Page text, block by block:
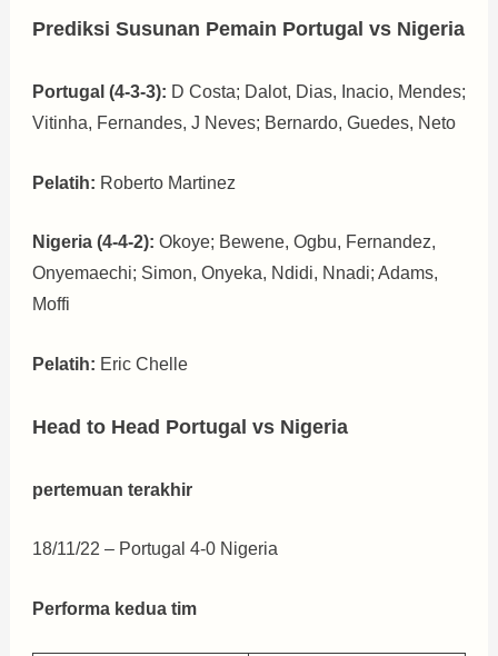
Prediksi Susunan Pemain Portugal vs Nigeria
Portugal (4-3-3): D Costa; Dalot, Dias, Inacio, Mendes;
Vitinha, Fernandes, J Neves; Bernardo, Guedes, Neto
Pelatih: Roberto Martinez
Nigeria (4-4-2): Okoye; Bewene, Ogbu, Fernandez,
Onyemaechi; Simon, Onyeka, Ndidi, Nnadi; Adams,
Moffi
Pelatih: Eric Chelle
Head to Head Portugal vs Nigeria
pertemuan terakhir
18/11/22 – Portugal 4-0 Nigeria
Performa kedua tim